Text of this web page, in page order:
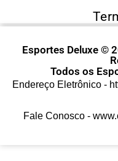
Esportes Deluxe ©
Todos os
Endereço Eletrônico -
Fale Conosco -